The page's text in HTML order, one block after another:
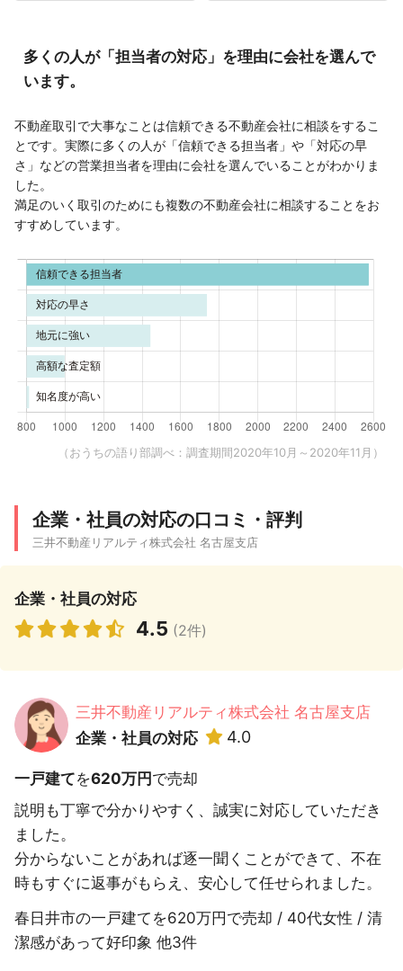
多くの人が「担当者の対応」を理由に会社を選んで
います。
不動産取引で大事なことは信頼できる不動産会社に相談をするこ
とです。実際に多くの人が「信頼できる担当者」や「対応の早
さ」などの営業担当者を理由に会社を選んでいることがわかりま
した。
満足のいく取引のためにも複数の不動産会社に相談することをお
すすめしています。
（おうちの語り部調べ：調査期間2020年10月～2020年11月）
企業・社員の対応の口コミ・評判
三井不動産リアルティ株式会社 名古屋支店
企業・社員の対応
4.5 (2件)
三井不動産リアルティ株式会社 名古屋支店
企業・社員の対応
4.0
一戸建てを620万円で売却
説明も丁寧で分かりやすく、誠実に対応していただき
ました。
分からないことがあれば逐一聞くことができて、不在
時もすぐに返事がもらえ、安心して任せられました。
春日井市の一戸建てを620万円で売却 / 40代女性 / 清
潔感があって好印象 他3件